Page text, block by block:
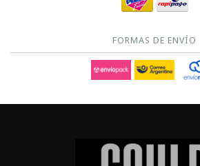
FORMAS DE ENVÍO